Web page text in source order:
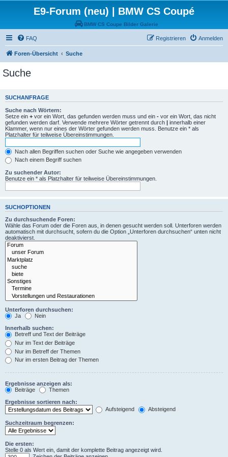
E9-Forum (neu) | BMW CS Coupé
BMW CS Coupe Bilder Galerie
FAQ Anmelden
Registrieren
Foren-Übersicht Suche
Suche
SUCHANFRAGE
Suche nach Wörtern:
Setze ein + vor ein Wort, das gefunden werden muss und ein - vor ein Wort, das nicht
gefunden werden darf. Verwende mehrere Wörter getrennt durch | innerhalb einer
Klammer, wenn nur eines der Wörter gefunden werden muss. Benutze ein * als
Platzhalter für teilweise Übereinstimmungen.
Nach allen Begriffen suchen oder Suche wie angegeben verwenden
Nach einem Begriff suchen
Zu suchender Autor:
Benutze ein * als Platzhalter für teilweise Übereinstimmungen.
SUCHOPTIONEN
Zu durchsuchende Foren:
Wähle das Forum oder die Foren aus, in denen gesucht werden soll. Unterforen werden
automatisch mit durchsucht, sofern du die Option „Unterforen durchsuchen“ unten nicht
deaktivierst.
Unterforen durchsuchen:
Ja
Nein
Innerhalb suchen:
Betreff und Text der Beiträge
Nur im Text der Beiträge
Nur im Betreff der Themen
Nur im ersten Beitrag der Themen
Ergebnisse anzeigen als:
Beiträge
Themen
Ergebnisse sortieren nach:
Aufsteigend
Absteigend
Suchzeitraum begrenzen:
Die ersten:
Stelle 0 als Wert ein, damit der komplette Beitrag angezeigt wird.